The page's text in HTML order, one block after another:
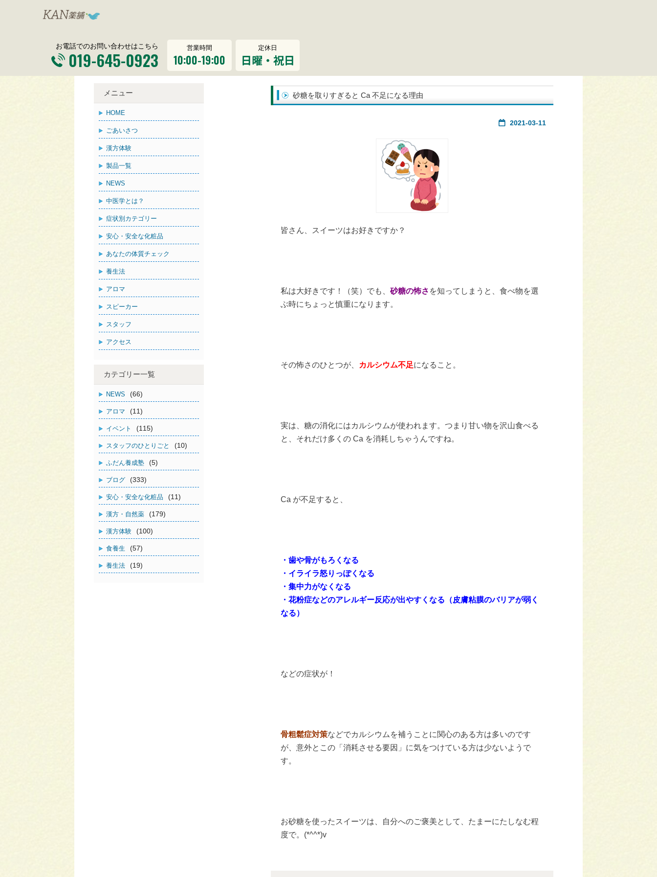
お電話でのお問い合わせはこちら
019-645-0923
営業時間
10:00-19:00
定休日
日曜・祝日
砂糖を取りすぎると Ca 不足になる理由
2021-03-11
皆さん、スイーツはお好きですか？
私は大好きです！（笑）でも、 砂糖の怖さ を知ってしまうと、食べ物を選
ぶ時にちょっと慎重になります。
その怖さのひとつが、 カルシウム不足になること。
実は、糖の消化にはカルシウムが使われます。つまり甘い物を沢山食べる
と、それだけ多くの Ca を消耗しちゃうんですね。
Ca が不足すると、
・歯や骨がもろくなる
・イライラ怒りっぽくなる
・集中力がなくなる
・花粉症などのアレルギー反応が出やすくなる（皮膚粘膜のバリアが弱く
なる）
などの症状が！
骨粗鬆症対策などでカルシウムを補うことに関心のある方は多いのです
が、意外とこの「消耗させる要因」に気をつけている方は少ないようで
す。
お砂糖を使ったスイーツは、自分へのご褒美として、たまーにたしなむ程
度で。(*^^*)v
メニュー
HOME
ごあいさつ
漢方体験
製品一覧
NEWS
中医学とは？
症状別カテゴリー
安心・安全な化粧品
あなたの体質チェック
養生法
アロマ
スピーカー
スタッフ
アクセス
カテゴリー一覧
NEWS (66)
アロマ (11)
イベント (115)
スタッフのひとりごと (10)
ふだん養成塾 (5)
ブログ (333)
安心・安全な化粧品 (11)
漢方・自然薬 (179)
漢方体験 (100)
食養生 (57)
養生法 (19)